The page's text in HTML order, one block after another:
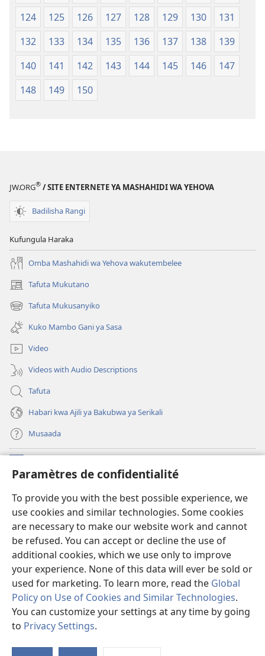
Paramètres de confidentialité
To provide you with the best possible experience, we
use cookies and similar technologies. Some cookies
are necessary to make our website work and cannot
be refused. You can accept or decline the use of
additional cookies, which we use only to improve
your experience. None of this data will ever be sold or
used for marketing. To learn more, read the Global
Policy on Use of Cookies and Similar Technologies.
You can customize your settings at any time by going
to Privacy Settings.
124
125 126 127 128 129 130
131
132
133 134 135 136 137 138
139
140
141 142 143 144 145 146
147
148
149 150
JW.ORG® / SITE ENTERNETE YA MASHAHIDI WA YEHOVA
Badilisha Rangi
Kufungula Haraka
Omba Mashahidi wa Yehova wakutembelee
Tafuta Mukutano
(opens
new
window)
Tafuta Mukusanyiko
(opens
new
window)
Kuko Mambo Gani ya Sasa
Video
Videos with Audio Descriptions
Tafuta
Habari kwa Ajili ya Bakubwa ya Serikali
Musaada
(opens
new
Maktaba ku Enternete
(opens
new
window)JW Hub
(opens
new
window)Programu ya JW Library
Copyright© 2026 Watch Tower Bible and Tract Society of Pennsylvania.
KANUNI ZA MATUMIZI|